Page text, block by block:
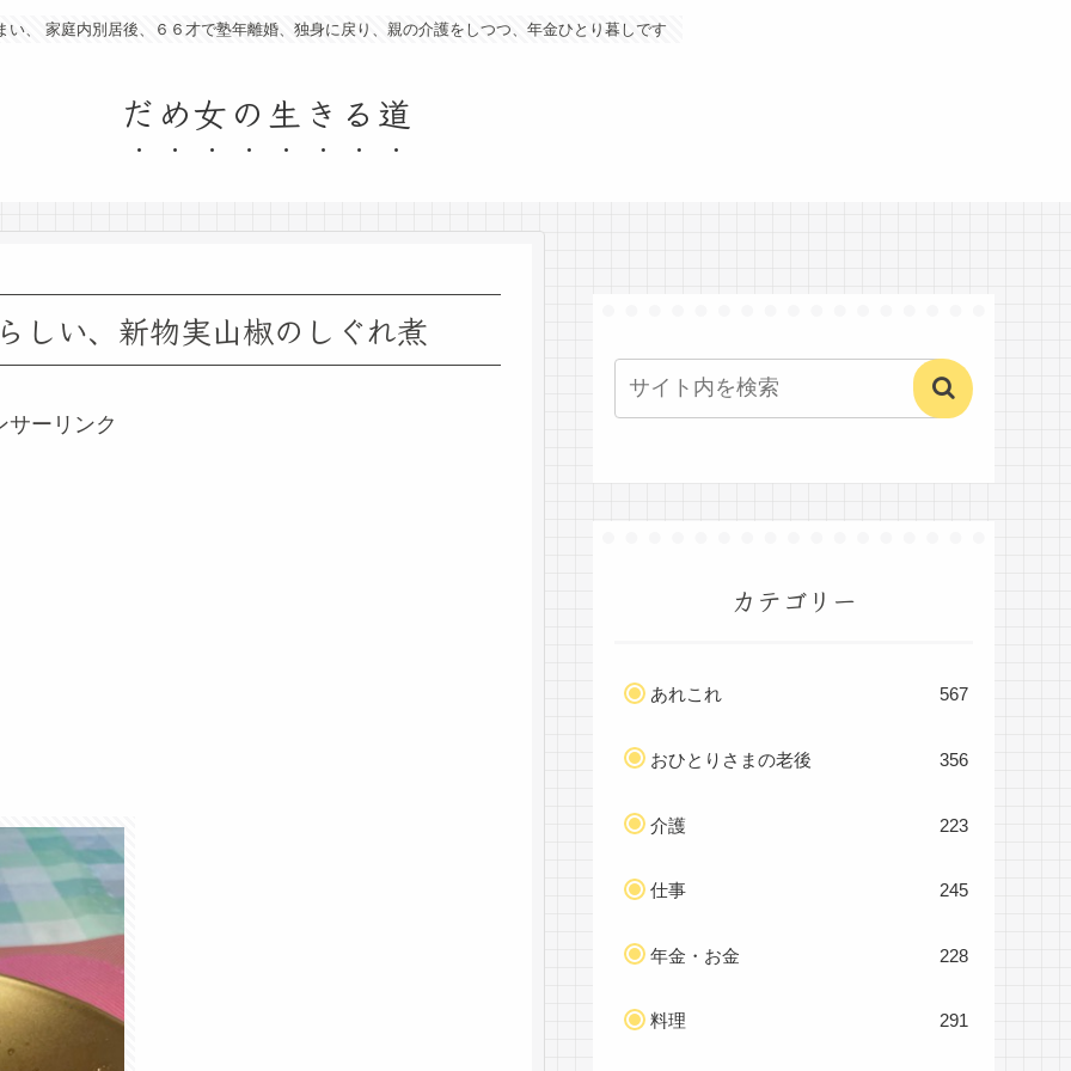
い、 家庭内別居後、６６才で塾年離婚、独身に戻り、親の介護をしつつ、年金ひとり暮しです
だめ女の生きる道
しい、新物実山椒のしぐれ煮
サーリンク
カテゴリー
あれこれ 567
おひとりさまの老後 356
介護 223
仕事 245
年金・お金 228
料理 291